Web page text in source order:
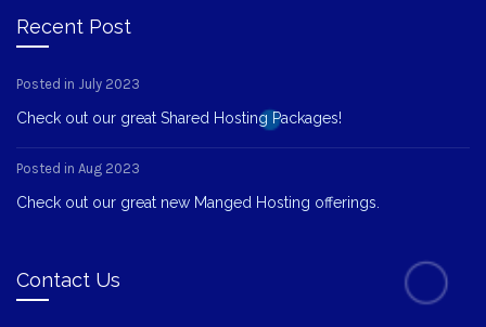
Recent Post
Posted in July 2023
Check out our great Shared Hosting Packages!
Posted in Aug 2023
Check out our great new Manged Hosting offerings.
Contact Us